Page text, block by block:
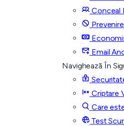
Conceal
Email
Navighează În
Criptare
Care
Test